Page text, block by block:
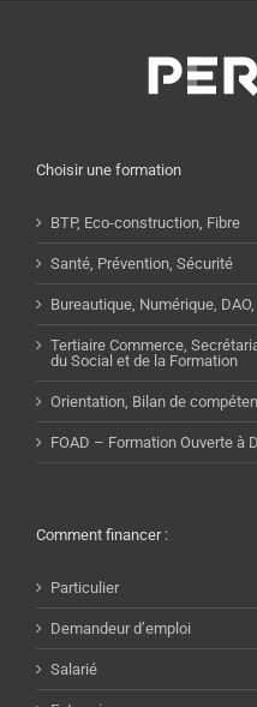
Choisir une formation
BTP, Eco-construction, Fibre
Santé, Prévention, Sécurité
Bureautique, Numérique, DAO,
Tertiaire Commerce,
du Social et de la Formation
Orientation, Bilan de
FOAD – Formation Ouverte à
Comment financer :
Particulier
Demandeur d’emploi
Salarié